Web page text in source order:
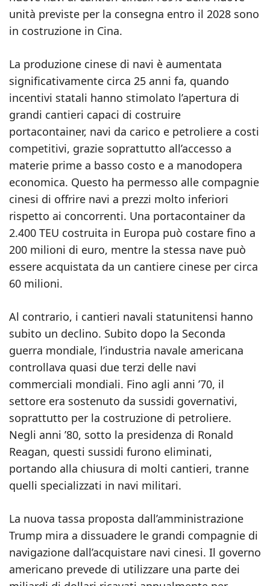
unità previste per la consegna entro il 2028 sono
in costruzione in Cina.
La produzione cinese di navi è aumentata
significativamente circa 25 anni fa, quando
incentivi statali hanno stimolato l’apertura di
grandi cantieri capaci di costruire
portacontainer, navi da carico e petroliere a costi
competitivi, grazie soprattutto all’accesso a
materie prime a basso costo e a manodopera
economica. Questo ha permesso alle compagnie
cinesi di offrire navi a prezzi molto inferiori
rispetto ai concorrenti. Una portacontainer da
2.400 TEU costruita in Europa può costare fino a
200 milioni di euro, mentre la stessa nave può
essere acquistata da un cantiere cinese per circa
60 milioni.
Al contrario, i cantieri navali statunitensi hanno
subito un declino. Subito dopo la Seconda
guerra mondiale, l’industria navale americana
controllava quasi due terzi delle navi
commerciali mondiali. Fino agli anni ’70, il
settore era sostenuto da sussidi governativi,
soprattutto per la costruzione di petroliere.
Negli anni ’80, sotto la presidenza di Ronald
Reagan, questi sussidi furono eliminati,
portando alla chiusura di molti cantieri, tranne
quelli specializzati in navi militari.
La nuova tassa proposta dall’amministrazione
Trump mira a dissuadere le grandi compagnie di
navigazione dall’acquistare navi cinesi. Il governo
americano prevede di utilizzare una parte dei